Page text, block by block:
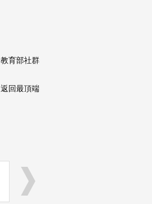
教育部社群
返回最頂端